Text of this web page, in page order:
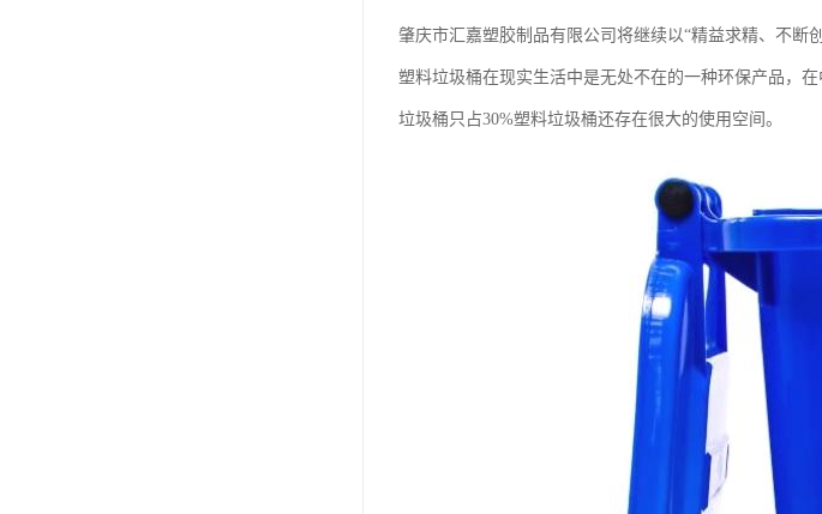
肇庆市汇嘉塑胶制品有限公司将继续以“精益求精、不断
塑料垃圾桶在现实生活中是无处不在的一种环保产品，
垃圾桶只占30%塑料垃圾桶还存在很大的使用空间。